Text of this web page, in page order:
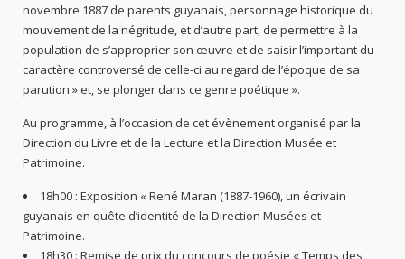
novembre 1887 de parents guyanais, personnage historique du
mouvement de la négritude, et d’autre part, de permettre à la
population de s’approprier son œuvre et de saisir l’important du
caractère controversé de celle-ci au regard de l’époque de sa
parution » et, se plonger dans ce genre poétique ».
Au programme, à l’occasion de cet évènement organisé par la
Direction du Livre et de la Lecture et la Direction Musée et
Patrimoine.
18h00 : Exposition « René Maran (1887-1960), un écrivain
guyanais en quête d’identité de la Direction Musées et
Patrimoine.
18h30 : Remise de prix du concours de poésie « Temps des